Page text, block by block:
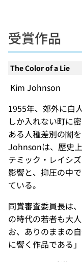
受賞作品
The Color of a Lie
Kim Johnson
1955年、郊外に白
しか入れない町に
ある人種差別の闇
Johnsonは、歴史
テミック・レイシ
影響と、抑圧の中
ている。
同賞審査委員長は
の時代の若者も大
お、ありのままの
に響く作品である」